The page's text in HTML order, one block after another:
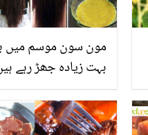
مون سون موسم میں
بہت زیادہ جھڑ رہے
بنانے کے چند قدرتی